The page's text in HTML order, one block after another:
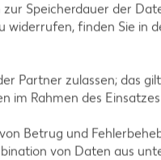
Speicherdauer der
widerrufen, finden Sie in
Partner zulassen; das
im Rahmen des
Betrug und
von Daten aus